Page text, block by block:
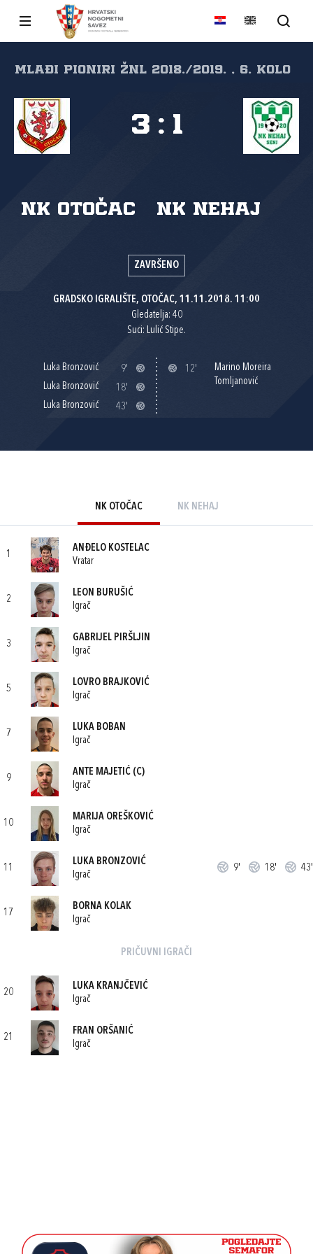
MLAĐI PIONIRI ŽNL 2018./2019. , 6. kolo
NK Otočac NK Nehaj
3 : 1
ZAVRŠENO
GRADSKO IGRALIŠTE, OTOČAC, 11.11.2018. 11:00
Gledatelja: 40
Suci: Lulić Stipe.
Luka Bronzović
9'
Luka Bronzović
18'
Luka Bronzović
43'
12'
Marino Moreira
Tomljanović
NK OTOČAC NK NEHAJ
1
ANĐELO KOSTELAC
Vratar
2
LEON BURUŠIĆ
Igrač
3
GABRIJEL PIRŠLJIN
Igrač
5
LOVRO BRAJKOVIĆ
Igrač
7
LUKA BOBAN
Igrač
9
ANTE MAJETIĆ (C)
Igrač
10
MARIJA OREŠKOVIĆ
Igrač
11
LUKA BRONZOVIĆ
Igrač
9' 18' 43'
17
BORNA KOLAK
Igrač
PRIČUVNI IGRAČI
20
LUKA KRANJČEVIĆ
Igrač
21
FRAN ORŠANIĆ
Igrač